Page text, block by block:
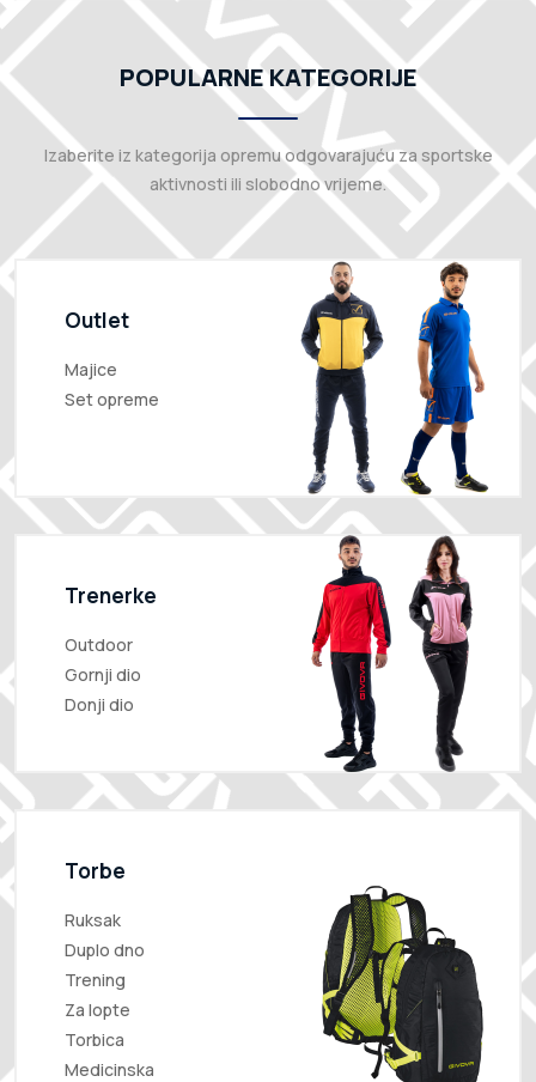
POPULARNE KATEGORIJE
Izaberite iz kategorija opremu odgovarajuću za sportske
aktivnosti ili slobodno vrijeme.
Outlet
Majice
Set opreme
Trenerke
Outdoor
Gornji dio
Donji dio
Torbe
Ruksak
Duplo dno
Trening
Za lopte
Torbica
Medicinska